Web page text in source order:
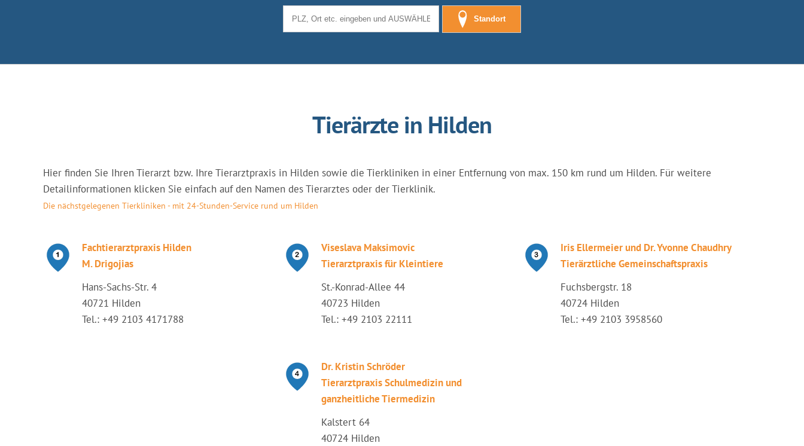
Standort
Tierärzte in Hilden
Hier finden Sie Ihren Tierarzt bzw. Ihre Tierarztpraxis in Hilden sowie die Tierkliniken in einer Entfernung von max. 150 km rund um Hilden. Für weitere
Detailinformationen klicken Sie einfach auf den Namen des Tierarztes oder der Tierklinik.
Die nächstgelegenen Tierkliniken - mit 24-Stunden-Service rund um Hilden
Fachtierarztpraxis Hilden
M. Drigojias
Hans-Sachs-Str. 4
40721 Hilden
Tel.: +49 2103 4171788
Viseslava Maksimovic
Tierarztpraxis für Kleintiere
St.-Konrad-Allee 44
40723 Hilden
Tel.: +49 2103 22111
Iris Ellermeier und Dr. Yvonne Chaudhry
Tierärztliche Gemeinschaftspraxis
Fuchsbergstr. 18
40724 Hilden
Tel.: +49 2103 3958560
Dr. Kristin Schröder
Tierarztpraxis Schulmedizin und
ganzheitliche Tiermedizin
Kalstert 64
40724 Hilden